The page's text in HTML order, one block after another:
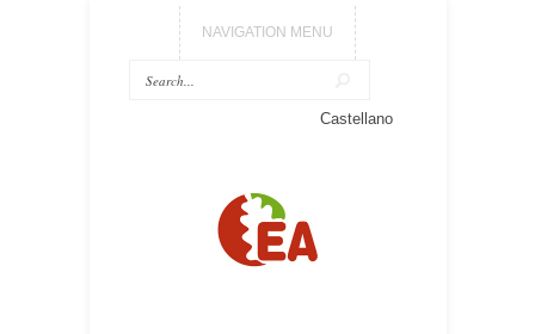
NAVIGATION MENU
Castellano